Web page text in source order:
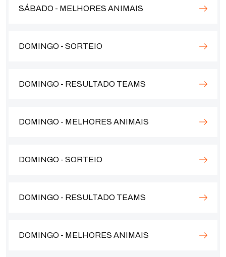
SÁBADO - MELHORES ANIMAIS
DOMINGO - SORTEIO
DOMINGO - RESULTADO TEAMS
DOMINGO - MELHORES ANIMAIS
DOMINGO - SORTEIO
DOMINGO - RESULTADO TEAMS
DOMINGO - MELHORES ANIMAIS